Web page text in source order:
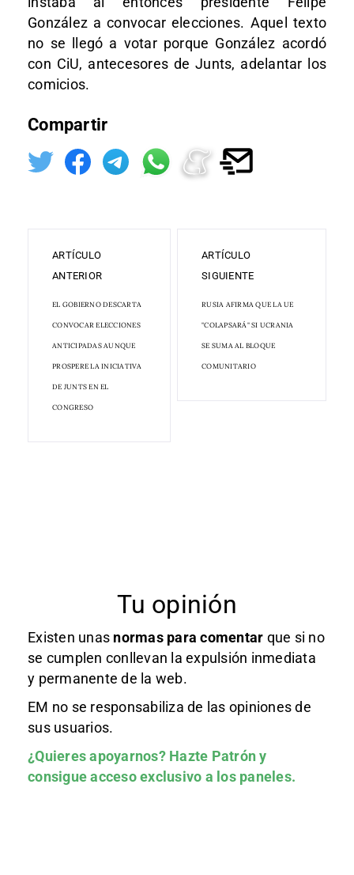
González a convocar elecciones. Aquel texto
no se llegó a votar porque González acordó
con CiU, antecesores de Junts, adelantar los
comicios.
Compartir
ARTÍCULO
ANTERIOR
EL GOBIERNO DESCARTA
CONVOCAR ELECCIONES
ANTICIPADAS AUNQUE
PROSPERE LA INICIATIVA
DE JUNTS EN EL
CONGRESO
ARTÍCULO
SIGUIENTE
RUSIA AFIRMA QUE LA UE
"COLAPSARÁ" SI UCRANIA
SE SUMA AL BLOQUE
COMUNITARIO
Tu opinión
Existen unas normas para comentar que si no
se cumplen conllevan la expulsión inmediata
y permanente de la web.
EM no se responsabiliza de las opiniones de
sus usuarios.
¿Quieres apoyarnos? Hazte Patróny
consigue acceso exclusivo a los paneles.